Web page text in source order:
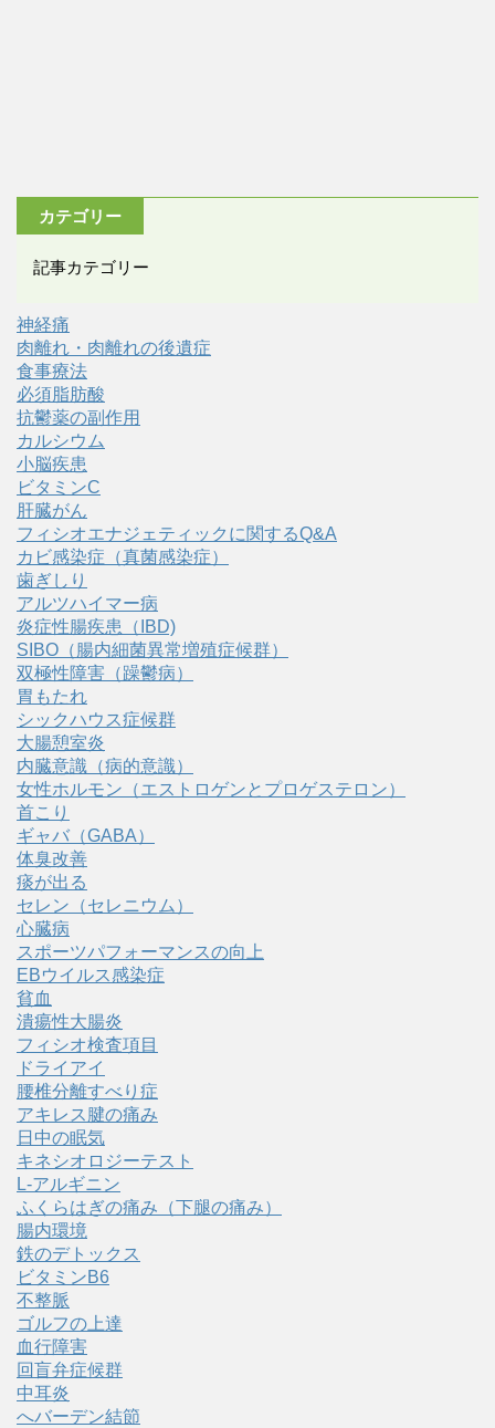
カテゴリー
記事カテゴリー
神経痛
肉離れ・肉離れの後遺症
食事療法
必須脂肪酸
抗鬱薬の副作用
カルシウム
小脳疾患
ビタミンC
肝臓がん
フィシオエナジェティックに関するQ&A
カビ感染症（真菌感染症）
歯ぎしり
アルツハイマー病
炎症性腸疾患（IBD)
SIBO（腸内細菌異常増殖症候群）
双極性障害（躁鬱病）
胃もたれ
シックハウス症候群
大腸憩室炎
内臓意識（病的意識）
女性ホルモン（エストロゲンとプロゲステロン）
首こり
ギャバ（GABA）
体臭改善
痰が出る
セレン（セレニウム）
心臓病
スポーツパフォーマンスの向上
EBウイルス感染症
貧血
潰瘍性大腸炎
フィシオ検査項目
ドライアイ
腰椎分離すべり症
アキレス腱の痛み
日中の眠気
キネシオロジーテスト
L-アルギニン
ふくらはぎの痛み（下腿の痛み）
腸内環境
鉄のデトックス
ビタミンB6
不整脈
ゴルフの上達
血行障害
回盲弁症候群
中耳炎
へバーデン結節